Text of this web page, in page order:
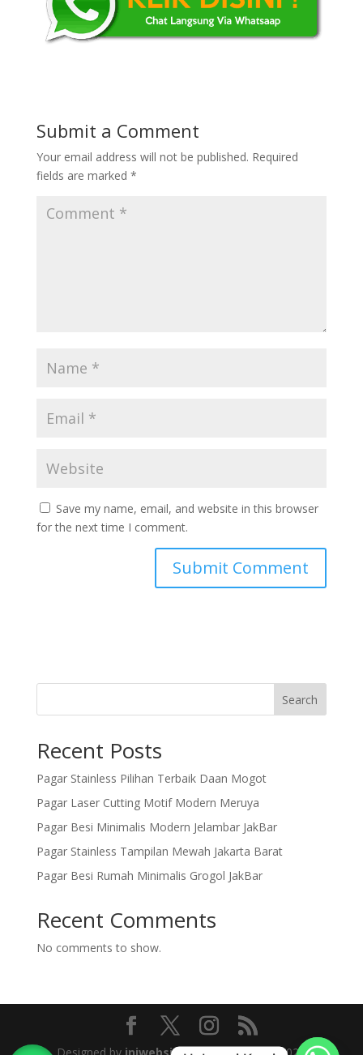
Submit a Comment
Your email address will not be published. Required
fields are marked *
Save my name, email, and website in this browser
for the next time I comment.
Search
Recent Posts
Pagar Stainless Pilihan Terbaik Daan Mogot
Pagar Laser Cutting Motif Modern Meruya
Pagar Besi Minimalis Modern Jelambar JakBar
Pagar Stainless Tampilan Mewah Jakarta Barat
Pagar Besi Rumah Minimalis Grogol JakBar
Recent Comments
No comments to show.